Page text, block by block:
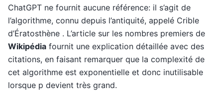
ChatGPT ne fournit aucune référence: il s’agit de
l’algorithme, connu depuis l’antiquité, appelé Crible
d’Ératosthène . L’article sur les nombres premiers de
Wikipédia fournit une explication détaillée avec des
citations, en faisant remarquer que la complexité de
cet algorithme est exponentielle et donc inutilisable
lorsque p devient très grand.